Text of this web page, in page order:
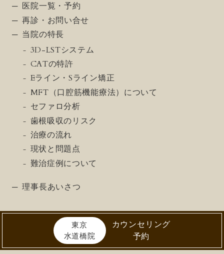
医院一覧・予約
再診・お問い合せ
当院の特長
3D-LSTシステム
CATの特許
Eライン・Sライン矯正
MFT（口腔筋機能療法）について
セファロ分析
歯根吸収のリスク
治療の流れ
現状と問題点
難治症例について
理事長あいさつ
東京
水道橋院
カウンセリング
予約